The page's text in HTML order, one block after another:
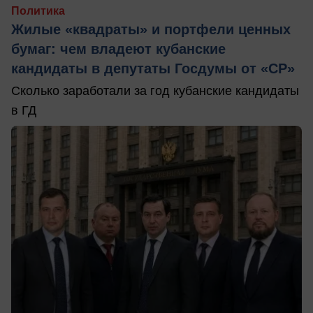
Политика
Жилые «квадраты» и портфели ценных
бумаг: чем владеют кубанские
кандидаты в депутаты Госдумы от «СР»
Сколько заработали за год кубанские кандидаты
в ГД